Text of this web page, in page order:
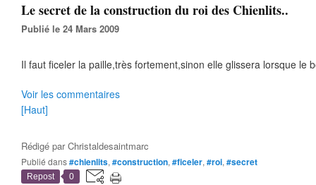
Le secret de la construction du roi des Chienlits..
Publié le 24 Mars 2009
Il faut ficeler la paille,très fortement,sinon elle glissera lorsque le
Voir les commentaires
[Haut]
Rédigé parChristaldesaintmarc
Publié dans#chienlits, #construction, #ficeler, #roi, #secret
Repost 0